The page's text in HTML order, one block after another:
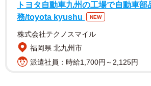
(いりすじ)などがある。
トヨタ自動車九州の工場で自動車部
務/toyota kyushu
NEW
株式会社テクノスマイル
福岡県 北九州市
派遣社員：時給1,700円～2,125円